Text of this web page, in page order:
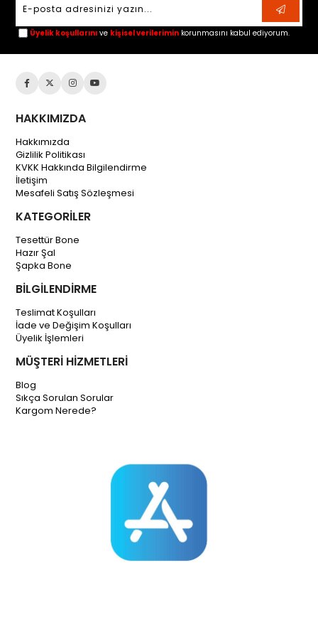
Üyelik koşullarını ve kişisel verilerimin korunmasını kabul ediyorum.
HAKKIMIZDA
Hakkımızda
Gizlilik Politikası
KVKK Hakkında Bilgilendirme
İletişim
Mesafeli Satış Sözleşmesi
KATEGORİLER
Tesettür Bone
Hazır Şal
Şapka Bone
BİLGİLENDİRME
Teslimat Koşulları
İade ve Değişim Koşulları
Üyelik İşlemleri
MÜŞTERİ HİZMETLERİ
Blog
Sıkça Sorulan Sorular
Kargom Nerede?